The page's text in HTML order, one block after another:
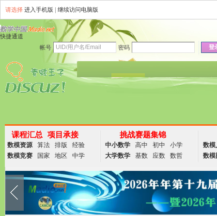
请选择 进入手机版 继续访问电脑版
快捷通道
帐号
密码 登
论坛 说说 群组
商务
课程汇总 项目承接
数模资源 算法 排版
经验
数模竞赛
国家 地区 中学
挑战赛题集锦
中小数学 高中 初中
小学
大学数学
基数 应数 数哲
数模
数模